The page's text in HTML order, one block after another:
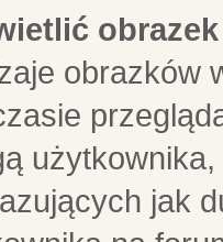
obrazków
jak